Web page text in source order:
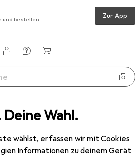
Wahl.
wählst, erfassen wir mit Cookies
Informationen zu deinem Gerät
und bestellen Zur App
Bett vidaXL Oldonina
Oldonina
190 cm